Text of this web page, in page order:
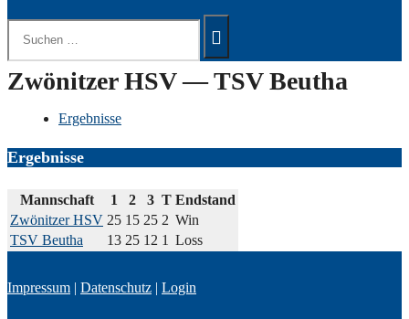
Suchen
nach:
Zwönitzer HSV — TSV Beutha
Ergebnisse
Ergebnisse
Mannschaft 1 2 3 T Endstand
Zwönitzer HSV 25 15 25 2 Win
TSV Beutha
13 25 12 1 Loss
Impressum | Datenschutz | Login